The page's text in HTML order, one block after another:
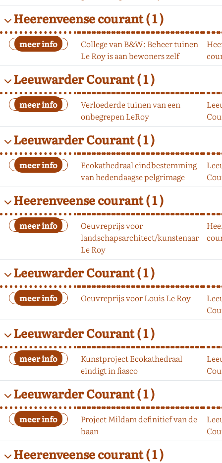
Heerenveense courant( 1 )
College van B&W: Beheer tuinen
Le Roy is aan bewoners zelf
Leeuwarder Courant( 1 )
Verloederde tuinen van een
onbegrepen LeRoy
Leeuwarder Courant( 1 )
Ecokathedraal eindbestemming
van hedendaagse pelgrimage
Heerenveense courant( 1 )
Oeuvreprijs voor
landschapsarchitect/kunstenaar
Le Roy
Leeuwarder Courant( 1 )
Oeuvreprijs voor Louis Le Roy
Leeuwarder Courant( 1 )
Kunstproject Ecokathedraal
eindigt in fiasco
Leeuwarder Courant( 1 )
Project Mildam definitief van de
baan
Heerenveense courant( 1 )